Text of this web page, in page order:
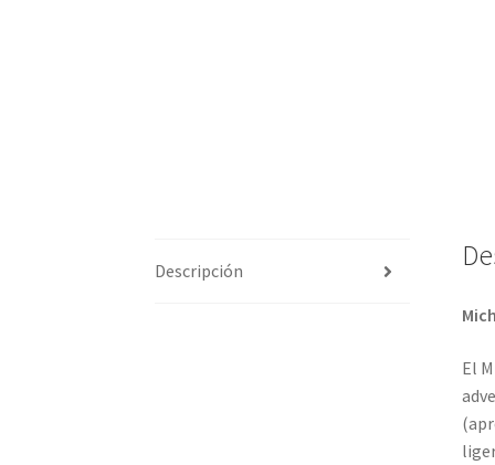
Descripción
El